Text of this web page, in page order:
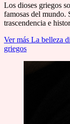
Los dioses griegos
famosas del mundo.
trascendencia e
Ver más La belleza
griegos